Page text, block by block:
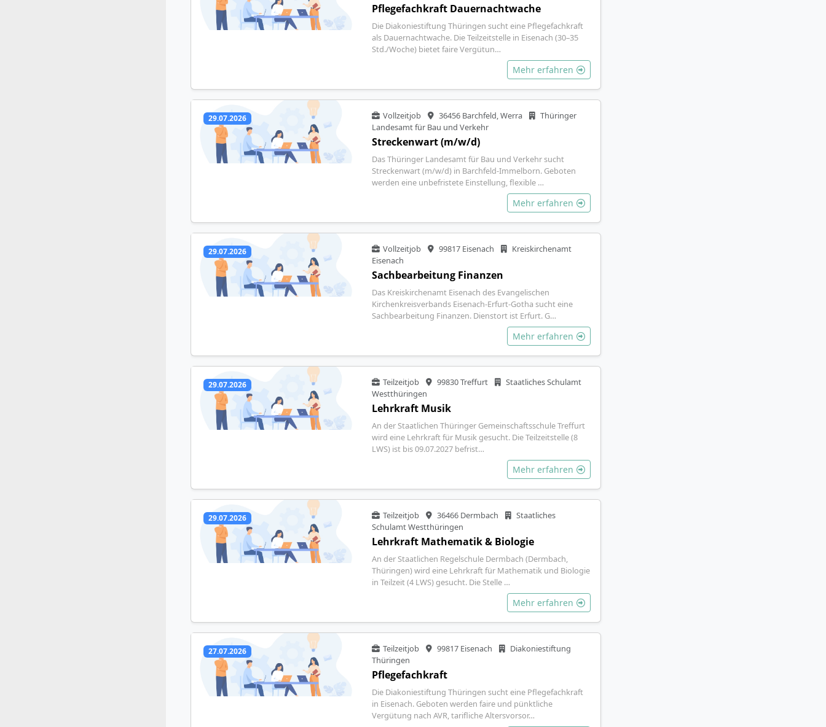
Pflegefachkraft Dauernachtwache
Die Diakoniestiftung Thüringen sucht eine Pflegefachkraft
als Dauernachtwache. Die Teilzeitstelle in Eisenach (30–35
Std./Woche) bietet faire Vergütun…
Mehr erfahren
29.07.2026 Vollzeitjob 36456 Barchfeld, Werra
Thüringer
Landesamt für Bau und Verkehr
Streckenwart (m/w/d)
Das Thüringer Landesamt für Bau und Verkehr sucht
Streckenwart (m/w/d) in Barchfeld-Immelborn. Geboten
werden eine unbefristete Einstellung, flexible …
Mehr erfahren
29.07.2026 Vollzeitjob 99817 Eisenach
Kreiskirchenamt
Eisenach
Sachbearbeitung Finanzen
Das Kreiskirchenamt Eisenach des Evangelischen
Kirchenkreisverbands Eisenach‑Erfurt‑Gotha sucht eine
Sachbearbeitung Finanzen. Dienstort ist Erfurt. G…
Mehr erfahren
29.07.2026 Teilzeitjob 99830 Treffurt
Staatliches Schulamt
Westthüringen
Lehrkraft Musik
An der Staatlichen Thüringer Gemeinschaftsschule Treffurt
wird eine Lehrkraft für Musik gesucht. Die Teilzeitstelle (8
LWS) ist bis 09.07.2027 befrist…
Mehr erfahren
29.07.2026 Teilzeitjob 36466 Dermbach
Staatliches
Schulamt Westthüringen
Lehrkraft Mathematik & Biologie
An der Staatlichen Regelschule Dermbach (Dermbach,
Thüringen) wird eine Lehrkraft für Mathematik und Biologie
in Teilzeit (4 LWS) gesucht. Die Stelle …
Mehr erfahren
27.07.2026 Teilzeitjob 99817 Eisenach
Diakoniestiftung
Thüringen
Pflegefachkraft
Die Diakoniestiftung Thüringen sucht eine Pflegefachkraft
in Eisenach. Geboten werden faire und pünktliche
Vergütung nach AVR, tarifliche Altersvorsor…